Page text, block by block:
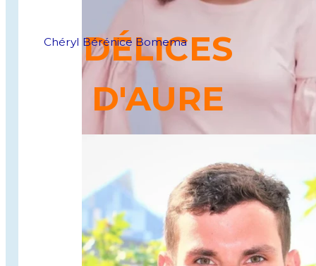
DÉLICES
D'AURE
Chéryl Bérénice Bomema
africainsau goût authentique, alliant
tradition, qualité et modernité.